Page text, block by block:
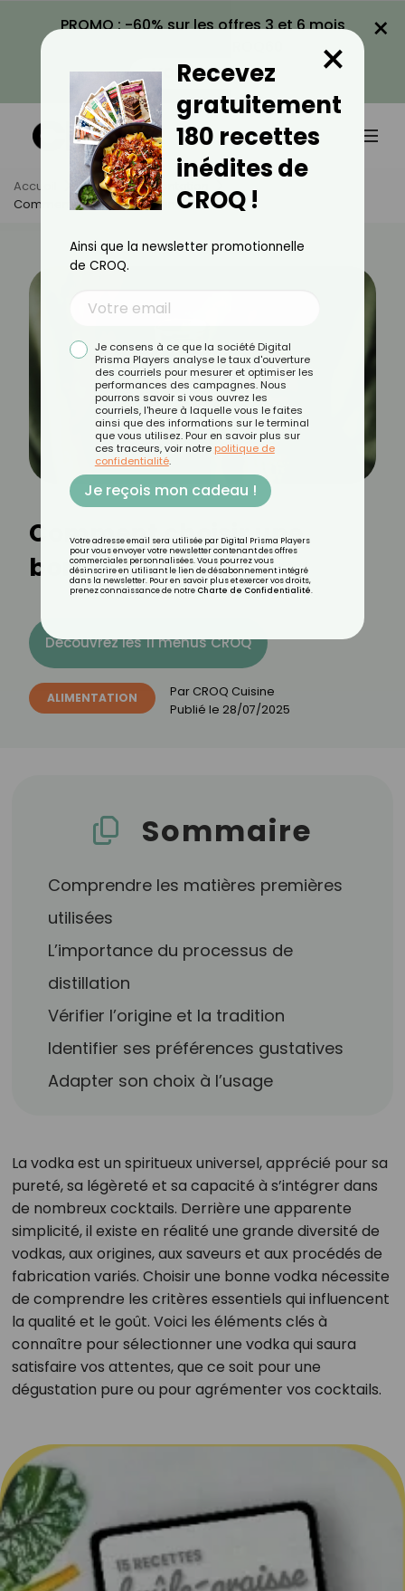
PROMO : -60% sur les offres 3 et 6 mois
VOIR LA PROMO
×
Accueil Actus
Alimentation
Comment Choisir Une Bonne Vodka ?
Comment choisir une
bonne vodka ?
Découvrez les 11 menus CROQ
ALIMENTATION Par CROQ Cuisine
Publié le 28/07/2025
Sommaire
Comprendre les matières premières
utilisées
L’importance du processus de
distillation
Vérifier l’origine et la tradition
Identifier ses préférences gustatives
Adapter son choix à l’usage
La vodka est un spiritueux universel, apprécié pour sa
pureté, sa légèreté et sa capacité à s’intégrer dans
de nombreux cocktails. Derrière une apparente
simplicité, il existe en réalité une grande diversité de
vodkas, aux origines, aux saveurs et aux procédés de
fabrication variés. Choisir une bonne vodka nécessite
de comprendre les critères essentiels qui influencent
la qualité et le goût. Voici les éléments clés à
connaître pour sélectionner une vodka qui saura
satisfaire vos attentes, que ce soit pour une
dégustation pure ou pour agrémenter vos cocktails.
Recevez
gratuitement
180 recettes
inédites de
CROQ !
×
Ainsi que la newsletter promotionnelle
de CROQ.
Je consens à ce que la société Digital
Prisma Players analyse le taux d'ouverture
des courriels pour mesurer et optimiser les
performances des campagnes. Nous
pourrons savoir si vous ouvrez les
courriels, l'heure à laquelle vous le faites
ainsi que des informations sur le terminal
que vous utilisez. Pour en savoir plus sur
ces traceurs, voir notre politique de
confidentialité.
Je reçois mon cadeau !
Votre adresse email sera utilisée par Digital Prisma Players
pour vous envoyer votre newsletter contenant des offres
commerciales personnalisées. Vous pourrez vous
désinscrire en utilisant le lien de désabonnement intégré
dans la newsletter. Pour en savoir plus et exercer vos droits,
prenez connaissance de notre Charte de Confidentialité.